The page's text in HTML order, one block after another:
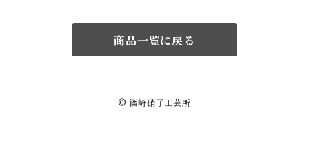
商品一覧に戻る
© 篠崎硝子工芸所